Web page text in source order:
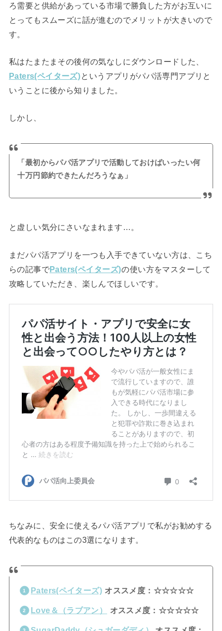
ろ需要と供給があっている市場で勝負した方がお互いに
とってもスムーズに話が進むのでメリットが大きいので
す。
私はたまたまその後何の気なしにダウンロードした、
Paters(ペイターズ)というアプリがパパ活専門アプリと
いうことに後から知りました。
しかし、
「最初からパパ活アプリで活動しておけばいったい何
十万円節約できたんだろうなぁ」
と虚しい気分にさいなまれます…。
まだパパ活アプリを一つも入手できていない方は、こち
らの記事でPaters(ペイターズ)の使い方をマスターして
攻略していただき、楽しんでほしいです。
ちなみに、安全に使えるパパ活アプリで私がお勧めする
代表的なものはこの3選になります。
Paters(ペイターズ) オススメ度：☆☆☆☆☆
Love＆（ラブアン） オススメ度：☆☆☆☆☆